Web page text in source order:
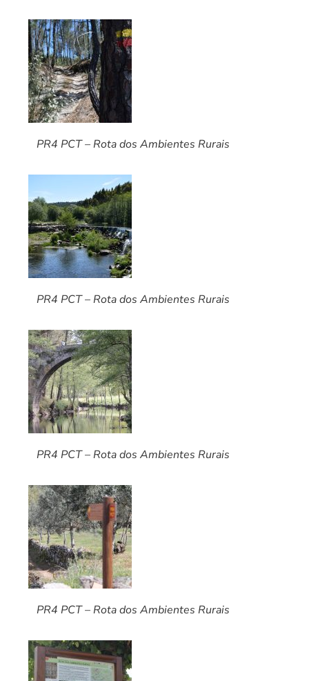
PR4 PCT – Rota dos Ambientes Rurais
PR4 PCT – Rota dos Ambientes Rurais
PR4 PCT – Rota dos Ambientes Rurais
PR4 PCT – Rota dos Ambientes Rurais